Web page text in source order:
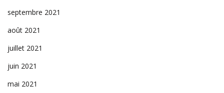
septembre 2021
août 2021
juillet 2021
juin 2021
mai 2021